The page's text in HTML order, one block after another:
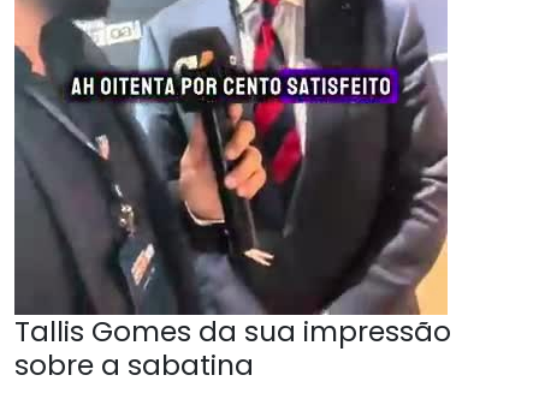
Tallis Gomes da sua impressão
sobre a sabatina